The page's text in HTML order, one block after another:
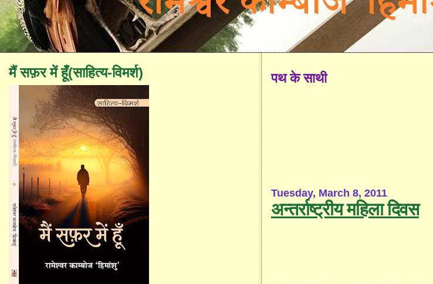
पथ के साथी
Tuesday, March 8, 2011
अन्तर्राष्ट्रीय महिला दिवस
मैं सफ़र में हूँ(साहित्य-विमर्श)